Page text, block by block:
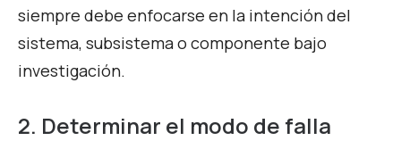
siempre debe enfocarse en la intención del
sistema, subsistema o componente bajo
investigación.
2. Determinar el modo de falla